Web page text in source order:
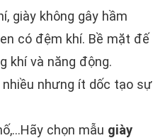
giày không gây hầm
có đệm khí. Bề mặt đế
khí và năng động.
nhưng ít dốc tạo sự
chọn mẫu giày